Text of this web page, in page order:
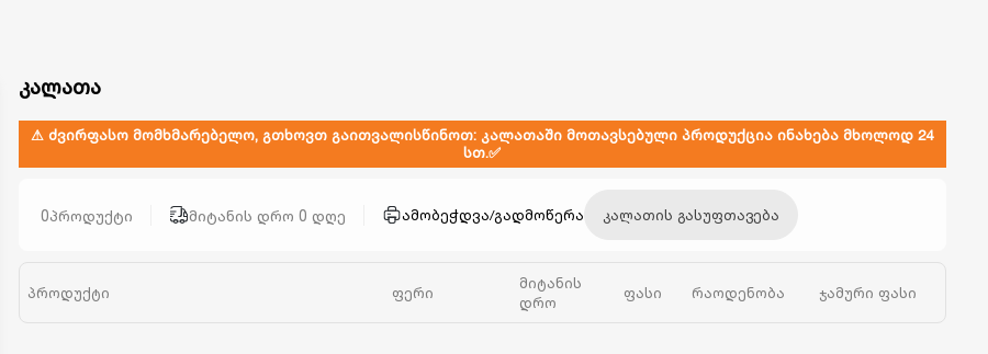
კალათა
⚠ ძვირფასო მომხმარებელო, გთხოვთ გაითვალისწინოთ: კალათაში მოთავსებული პროდუქცია ინახება მხოლოდ 24
სთ.✅
0პროდუქტი მიტანის დრო 0 დღე ამობეჭდვა/გადმოწერა კალათის გასუფთავება
პროდუქტი ფერი
მიტანის
დრო
ფასი რაოდენობა ჯამური ფასი